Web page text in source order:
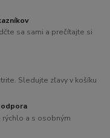
sa sami a prečítajte si
Sledujte zľavy v košíku
rýchlo a s osobným